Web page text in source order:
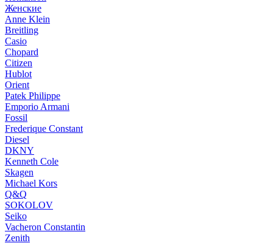
Женские
Anne Klein
Breitling
Casio
Chopard
Citizen
Hublot
Orient
Patek Philippe
Emporio Armani
Fossil
Frederique Constant
Diesel
DKNY
Kenneth Cole
Skagen
Michael Kors
Q&Q
SOKOLOV
Seiko
Vacheron Constantin
Zenith